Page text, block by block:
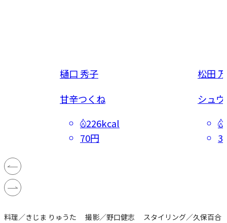
樋口 秀子
甘辛つくね
226kcal
70円
松田
シュ
料理／きじま りゅうた 撮影／野口健志 スタイリング／久保百合